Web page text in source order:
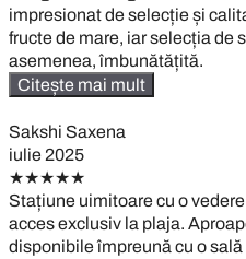
impresionat de selecție și
fructe de mare, iar selecția de
asemenea, îmbunătățită.
Citește mai mult
Sakshi Saxena
iulie 2025
★★★★★
Stațiune uimitoare cu o
acces exclusiv la plaja.
disponibile împreună cu o